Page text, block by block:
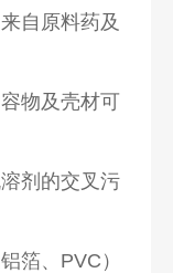
自原料药及
物及壳材可
剂的交叉污
箔、PVC）